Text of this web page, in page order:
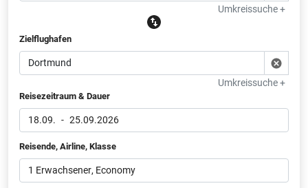
Umkreissuche +
Zielflughafen
Umkreissuche +
Reisezeitraum & Dauer
18.09. - 25.09.2026
Reisende, Airline, Klasse
1 Erwachsener, Economy